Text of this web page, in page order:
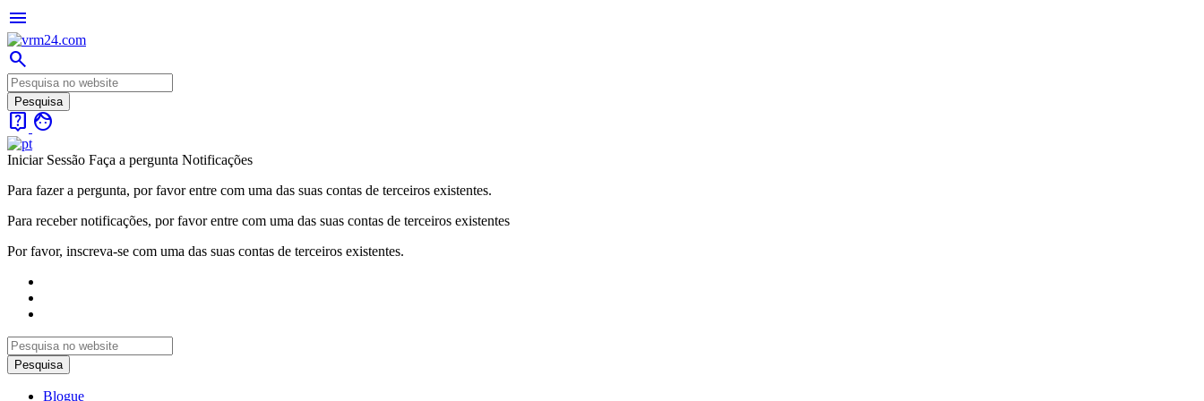
menu
search
live_help face
Iniciar Sessão Faça a pergunta Notificações
Para fazer a pergunta, por favor entre com uma das suas contas de terceiros existentes.
Para receber notificações, por favor entre com uma das suas contas de terceiros existentes
Por favor, inscreva-se com uma das suas contas de terceiros existentes.
Blogue